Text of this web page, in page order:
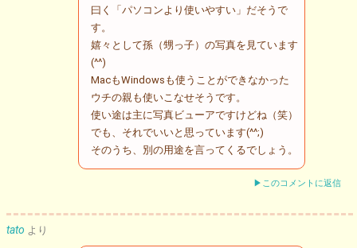
曰く「パソコンより使いやすい」だそうで
す。
嬉々として孫（甥っ子）の写真を見ています
(^^)
MacもWindowsも使うことができなかった
ウチの親も使いこなせそうです。
使い途は主に写真ビューアですけどね（笑）
でも、それでいいと思っています(^^;)
そのうち、別の用途を言ってくるでしょう。
▶このコメントに返信
tato より